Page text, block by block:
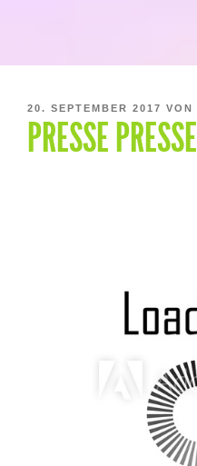
VERÖFFENTLICHT
AM
20. SEPTEMBER 2017 VON
PRESSE PRESSE